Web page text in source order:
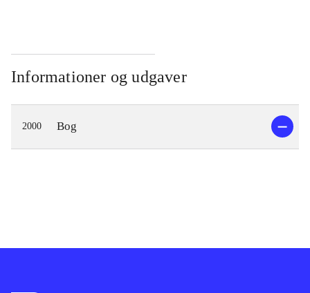
Informationer og udgaver
2000 Bog